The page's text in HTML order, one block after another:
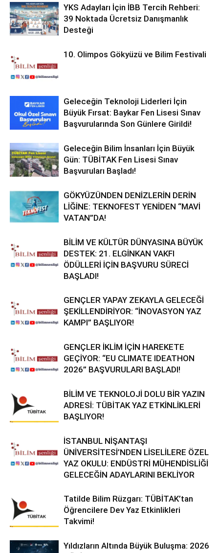
YKS Adayları İçin İBB Tercih Rehberi:
39 Noktada Ücretsiz Danışmanlık
Desteği
10. Olimpos Gökyüzü ve Bilim Festivali
Geleceğin Teknoloji Liderleri İçin
Büyük Fırsat: Baykar Fen Lisesi Sınav
Başvurularında Son Günlere Girildi!
Geleceğin Bilim İnsanları İçin Büyük
Gün: TÜBİTAK Fen Lisesi Sınav
Başvuruları Başladı!
GÖKYÜZÜNDEN DENİZLERİN DERİN
LİĞİNE: TEKNOFEST YENİDEN “MAVİ
VATAN”DA!
BİLİM VE KÜLTÜR DÜNYASINA BÜYÜK
DESTEK: 21. ELGİNKAN VAKFI
ÖDÜLLERİ İÇİN BAŞVURU SÜRECİ
BAŞLADI!
GENÇLER YAPAY ZEKAYLA GELECEĞİ
ŞEKİLLENDİRİYOR: “İNOVASYON YAZ
KAMPI” BAŞLIYOR!
GENÇLER İKLİM İÇİN HAREKETE
GEÇİYOR: “EU CLIMATE IDEATHON
2026” BAŞVURULARI BAŞLADI!
BİLİM VE TEKNOLOJİ DOLU BİR YAZIN
ADRESİ: TÜBİTAK YAZ ETKİNLİKLERİ
BAŞLIYOR!
İSTANBUL NİŞANTAŞI
ÜNİVERSİTESİ’NDEN LİSELİLERE ÖZEL
YAZ OKULU: ENDÜSTRİ MÜHENDİSLİĞİ
GELECEĞİN ADAYLARINI BEKLİYOR
Tatilde Bilim Rüzgarı: TÜBİTAK’tan
Öğrencilere Dev Yaz Etkinlikleri
Takvimi!
Yıldızların Altında Büyük Buluşma: 2026